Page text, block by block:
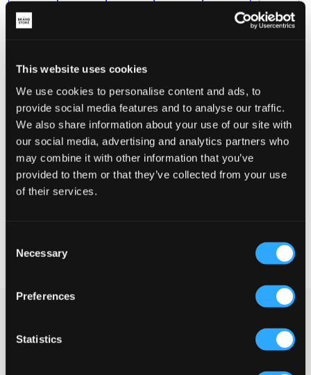
This website uses cookies
We use cookies to personalise content and ads, to
provide social media features and to analyse our traffic.
We also share information about your use of our site with
our social media, advertising and analytics partners who
may combine it with other information that you’ve
provided to them or that they’ve collected from your use
of their services.
Selection
Necessary
Preferences
Statistics
1
igjen
Opplevd størrelse
STØRRELSESTABELL
VELG EN STØRRELSE
Fri frakt over 999 kr
snøring, og det finnes lommer på siden. På innsiden av shortsen
er det en justerbar strikk som gjør at både passformen og